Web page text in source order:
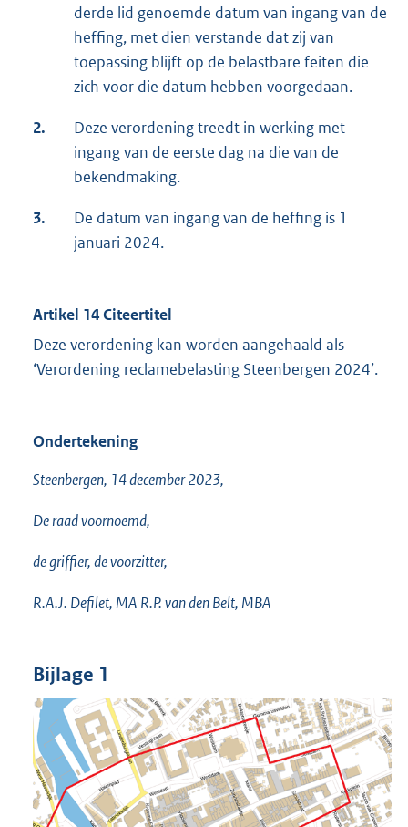
derde lid genoemde datum van ingang van de
heffing, met dien verstande dat zij van
toepassing blijft op de belastbare feiten die
zich voor die datum hebben voorgedaan.
2.
Deze verordening treedt in werking met
ingang van de eerste dag na die van de
bekendmaking.
3.
De datum van ingang van de heffing is 1
januari 2024.
Artikel 14 Citeertitel
Deze verordening kan worden aangehaald als
‘Verordening reclamebelasting Steenbergen 2024’.
Ondertekening
Steenbergen, 14 december 2023,
De raad voornoemd,
de griffier, de voorzitter,
R.A.J. Defilet, MA R.P. van den Belt, MBA
Bijlage 1